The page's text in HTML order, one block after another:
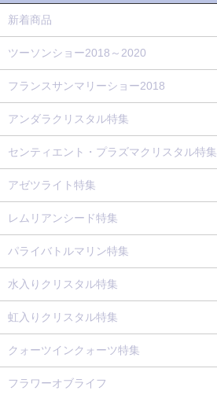
新着商品
ツーソンショー2018～2020
フランスサンマリーショー2018
アンダラクリスタル特集
センティエント・プラズマクリスタル特集
アゼツライト特集
レムリアンシード特集
パライバトルマリン特集
水入りクリスタル特集
虹入りクリスタル特集
クォーツインクォーツ特集
フラワーオブライフ